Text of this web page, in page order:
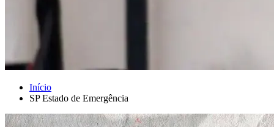
Início
SP Estado de Emergência